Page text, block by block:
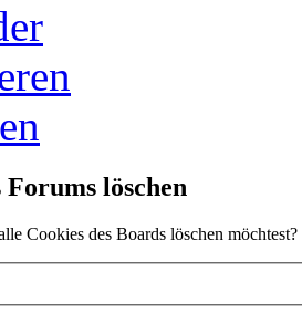
löschen
Cookies des Boards löschen möchtest?